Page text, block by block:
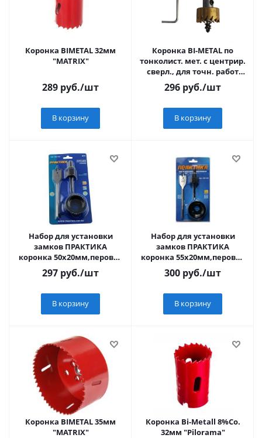
Коронка BIMETAL 32мм
"MATRIX"
289 руб./шт
В корзину
Коронка BI-METAL по
тонколист. мет. с центрир.
сверл., для точн. работ
Sturm! 1090-S04-BI-25
296 руб./шт
В корзину
Набор для установки
замков ПРАКТИКА
коронка 50х20мм,перовое
сверло 23мм блистер
297 руб./шт
В корзину
Набор для установки
замков ПРАКТИКА
коронка 55х20мм,перовое
сверло 22мм блистер
300 руб./шт
В корзину
Коронка BIMETAL 35мм
"MATRIX"
Коронка Bi-Metall 8%Co.
32мм "Pilorama"